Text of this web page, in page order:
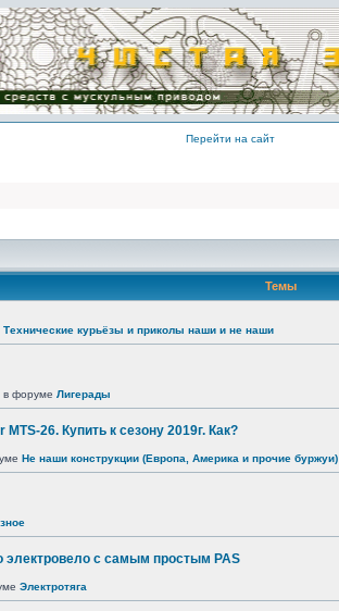
Перейти на сайт
Темы
Технические курьёзы и приколы наши и не наши
форуме Лигерады
26. Купить к сезону 2019г. Как?
Не наши конструкции (Европа, Америка и прочие буржуи)
электровело с самым простым PAS
Электротяга